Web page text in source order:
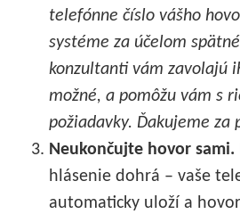
telefónne číslo vášho
systéme za účelom
konzultanti vám zavolajú
možné, a pomôžu vám s
požiadavky. Ďakujeme za
Neukončujte hovor sami.
hlásenie dohrá – vaše
automaticky uloží a